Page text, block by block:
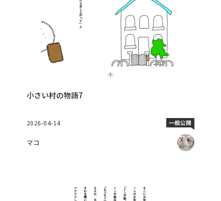
小さい村の物語7
2026-04-14 一般公開
マコ